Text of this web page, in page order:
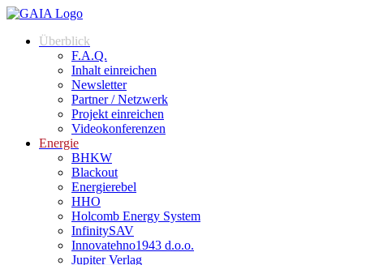
Zum
springenÜberblick
F.A.Q.
Inhalt einreichen
Newsletter
Partner / Netzwerk
Projekt einreichen
Videokonferenzen
Energie
BHKW
Blackout
Energierebel
HHO
Holcomb Energy System
InfinitySAV
Innovatehno1943 d.o.o.
Jupiter Verlag